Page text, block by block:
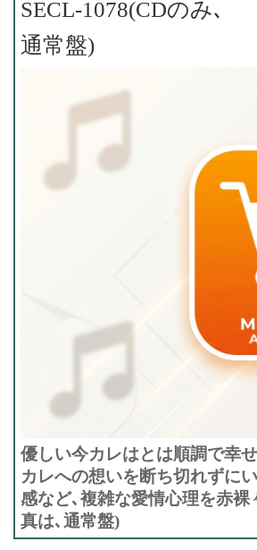
SECL-1078(CDのみ､
通常盤)
優しい今カレはとは順調で幸
カレへの想いを断ち切れずに
感など､複雑な愛情心理を赤
真は､通常盤)